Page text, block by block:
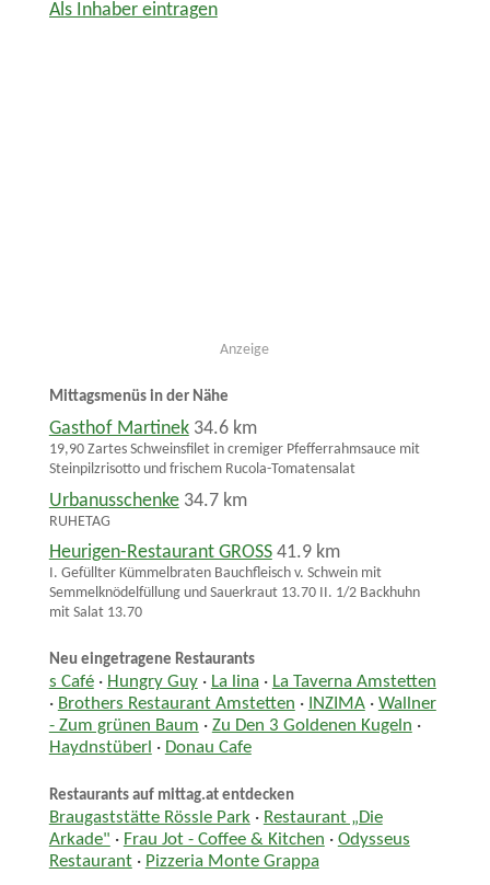
Als Inhaber eintragen
Anzeige
Mittagsmenüs in der Nähe
Gasthof Martinek 34.6 km
19,90 Zartes Schweinsfilet in cremiger Pfefferrahmsauce mit
Steinpilzrisotto und frischem Rucola-Tomatensalat
Urbanusschenke 34.7 km
RUHETAG
Heurigen-Restaurant GROSS 41.9 km
I. Gefüllter Kümmelbraten Bauchfleisch v. Schwein mit
Semmelknödelfüllung und Sauerkraut 13.70 II. 1/2 Backhuhn
mit Salat 13.70
Neu eingetragene Restaurants
s Café· Hungry Guy· La lina · La Taverna Amstetten
· Brothers Restaurant Amstetten · INZIMA· Wallner
- Zum grünen Baum · Zu Den 3 Goldenen Kugeln ·
Haydnstüberl · Donau Cafe
Restaurants auf mittag.at entdecken
Braugaststätte Rössle Park· Restaurant „Die
Arkade" · Frau Jot - Coffee & Kitchen · Odysseus
Restaurant· Pizzeria Monte Grappa